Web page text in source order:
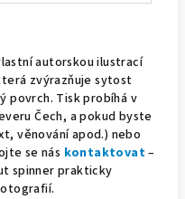
autorskou ilustrací
zvýrazňuje sytost
povrch. Tisk probíhá v
Čech, a pokud byste
věnování apod.) nebo
se nás kontaktovat–
spinner prakticky